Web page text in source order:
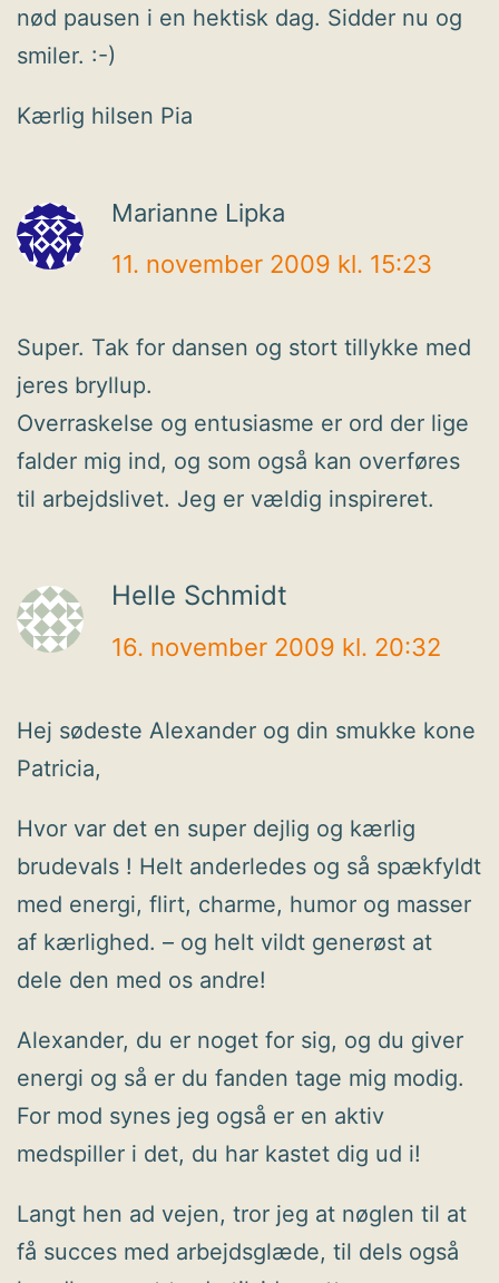
nød pausen i en hektisk dag. Sidder nu og
smiler. :-)
Kærlig hilsen Pia
Marianne Lipka
11. november 2009 kl. 15:23
Super. Tak for dansen og stort tillykke med
jeres bryllup.
Overraskelse og entusiasme er ord der lige
falder mig ind, og som også kan overføres
til arbejdslivet. Jeg er vældig inspireret.
Helle Schmidt
16. november 2009 kl. 20:32
Hej sødeste Alexander og din smukke kone
Patricia,
Hvor var det en super dejlig og kærlig
brudevals ! Helt anderledes og så spækfyldt
med energi, flirt, charme, humor og masser
af kærlighed. – og helt vildt generøst at
dele den med os andre!
Alexander, du er noget for sig, og du giver
energi og så er du fanden tage mig modig.
For mod synes jeg også er en aktiv
medspiller i det, du har kastet dig ud i!
Langt hen ad vejen, tror jeg at nøglen til at
få succes med arbejdsglæde, til dels også